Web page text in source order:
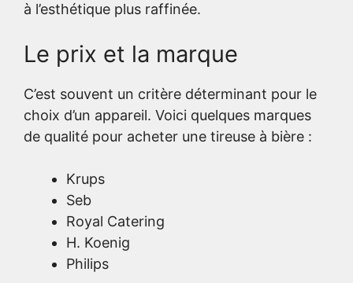
à l’esthétique plus raffinée.
Le prix et la marque
C’est souvent un critère déterminant pour le
choix d’un appareil. Voici quelques marques
de qualité pour acheter une tireuse à bière :
Krups
Seb
Royal Catering
H. Koenig
Philips